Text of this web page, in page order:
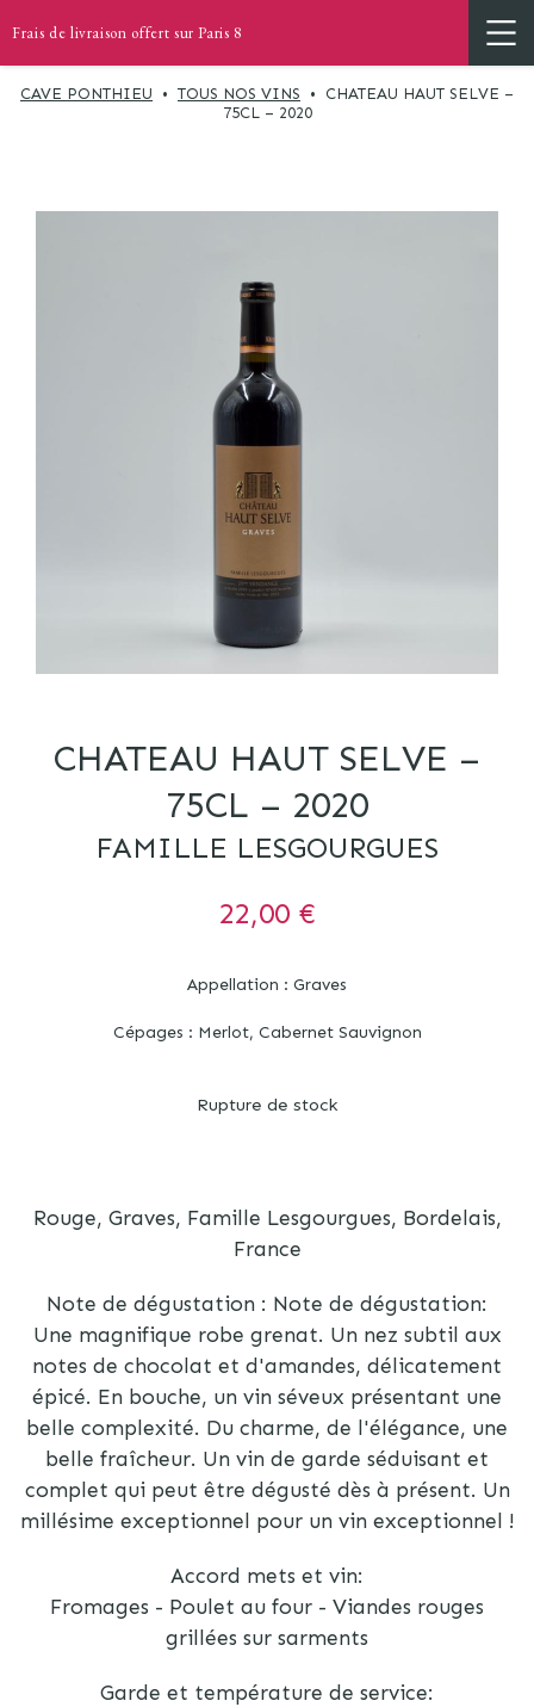
Frais de livraison offert sur Paris 8
CAVE PONTHIEU • TOUS NOS VINS • CHATEAU HAUT SELVE –
75CL – 2020
CHATEAU HAUT SELVE –
75CL – 2020
FAMILLE LESGOURGUES
22,00 €
Appellation : Graves
Cépages : Merlot, Cabernet Sauvignon
Rupture de stock
Rouge, Graves, Famille Lesgourgues, Bordelais,
France
Note de dégustation : Note de dégustation:
Une magnifique robe grenat. Un nez subtil aux
notes de chocolat et d'amandes, délicatement
épicé. En bouche, un vin séveux présentant une
belle complexité. Du charme, de l'élégance, une
belle fraîcheur. Un vin de garde séduisant et
complet qui peut être dégusté dès à présent. Un
millésime exceptionnel pour un vin exceptionnel !
Accord mets et vin:
Fromages - Poulet au four - Viandes rouges
grillées sur sarments
Garde et température de service: